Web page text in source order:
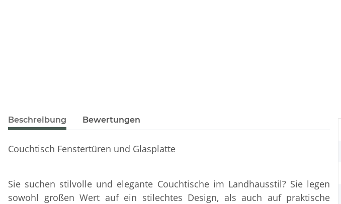
Beschreibung Bewertungen
Couchtisch Fenstertüren und Glasplatte
Sie suchen stilvolle und elegante Couchtische im Landhausstil? Sie legen
sowohl großen Wert auf ein stilechtes Design, als auch auf praktische